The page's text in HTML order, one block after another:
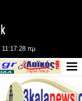
11:17:29 πμ